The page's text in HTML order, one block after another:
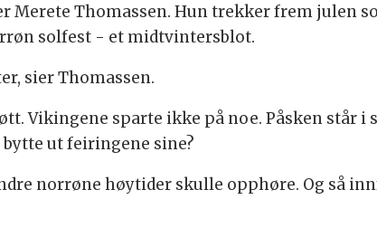
Merete Thomassen. Hun trekker frem julen
solfest - et midtvintersblot.
sier Thomassen.
Vikingene sparte ikke på noe. Påsken står i
ut feiringene sine?
norrøne høytider skulle opphøre. Og så